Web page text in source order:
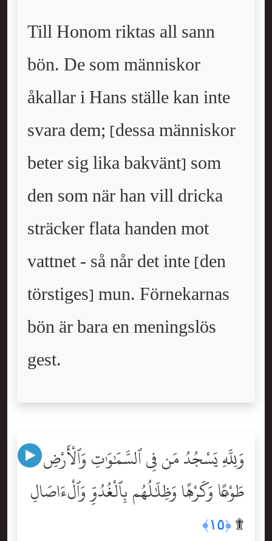
Till Honom riktas all sann
bön. De som människor
åkallar i Hans ställe kan inte
svara dem; [dessa människor
beter sig lika bakvänt] som
den som när han vill dricka
sträcker flata handen mot
vattnet - så når det inte [den
törstiges] mun. Förnekarnas
bön är bara en meningslös
gest.
وَلِلَّهِ يَسْجُدُ مَن فِى ٱلسَّمَٰوَٰتِ وَٱلْأَرْضِ
طَوْعًۭا وَكَرْهًۭا وَظِلَٰلُهُم بِٱلْغُدُوِّ وَٱلْءَاصَالِ
۩ ﴿١٥﴾